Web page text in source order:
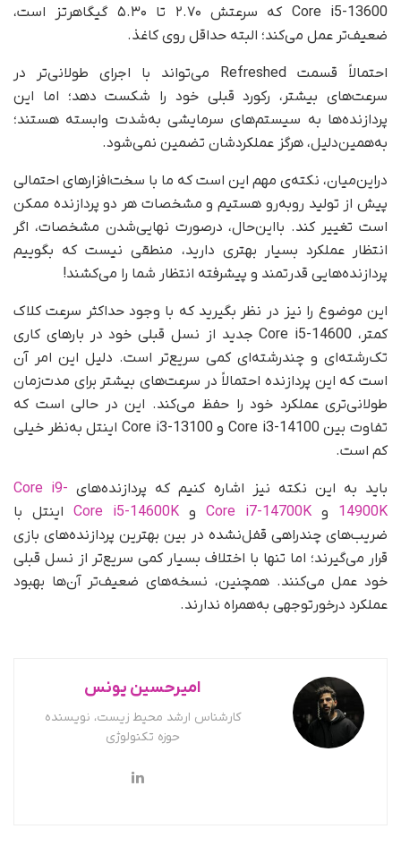
Core i5-13600 که سرعتش ۲.۷۰ تا ۵.۳۰ گیگاهرتز است،
ضعیف‌تر عمل می‌کند؛ البته حداقل روی کاغذ.
احتمالاً قسمت Refreshed می‌تواند با اجرای طولانی‌تر در
سرعت‌های بیشتر، رکورد قبلی خود را شکست دهد؛ اما این
پردازنده‌ها به سیستم‌های سرمایشی به‌شدت وابسته هستند؛
به‌همین‌دلیل، هرگز عملکردشان تضمین نمی‌شود.
دراین‌میان، نکته‌ی مهم این است که ما با سخت‌افزارهای احتمالی
پیش از تولید روبه‌رو هستیم و مشخصات هر دو پردازنده ممکن
است تغییر کند. بااین‌حال، درصورت نهایی‌شدن مشخصات، اگر
انتظار عملکرد بسیار بهتری دارید، منطقی نیست که بگوییم
پردازنده‌هایی قدرتمند و پیشرفته انتظار شما را می‌کشند!
این موضوع را نیز در نظر بگیرید که با وجود حداکثر سرعت کلاک
کمتر، Core i5-14600 جدید از نسل قبلی خود در بارهای کاری
تک‌رشته‌ای و چند‌رشته‌ای کمی سریع‌تر است. دلیل این امر آن
است که این پردازنده احتمالاً در سرعت‌های بیشتر برای مدت‌‌زمان
طولانی‌تری عملکرد خود را حفظ می‌کند. این در حالی است که
تفاوت بین Core i3-14100 و Core i3-13100 اینتل به‌نظر خیلی
کم است.
باید به این نکته نیز اشاره کنیم که پردازنده‌های Core i9-
14900K و Core i7-14700K و Core i5-14600K اینتل با
ضریب‌های چندراهی قفل‌نشده‌ در بین بهترین پردازنده‌های بازی‌
قرار می‌گیرند؛ اما تنها با اختلاف بسیار کمی سریع‌تر از نسل قبلی
خود عمل می‌کنند. همچنین، نسخه‌های ضعیف‌تر آن‌ها بهبود
عملکرد درخورتوجهی به‌همراه ندارند.
امیرحسین یونس
کارشناس ارشد محیط زیست، نویسنده
حوزه تکنولوژی